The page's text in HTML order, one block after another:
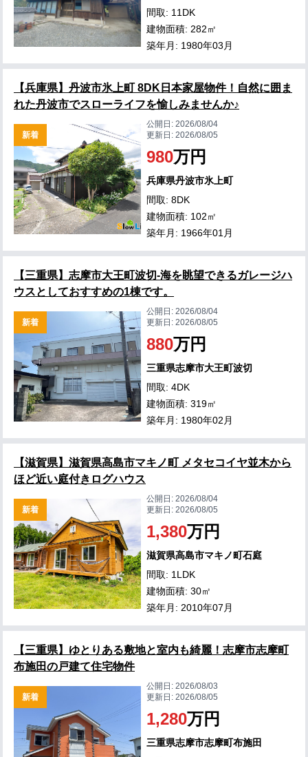
間取: 11DK
建物面積: 282㎡
築年月: 1980年03月
【兵庫県】丹波市氷上町 8DK日本家屋物件！自然に囲ま
れた丹波市でスローライフを愉しみませんか♪
新着
公開日:2026/08/04
更新日:2026/08/05
980万円
兵庫県丹波市氷上町
間取: 8DK
建物面積: 102㎡
築年月: 1966年01月
【三重県】志摩市大王町波切-海を眺望できるガレージハ
ウスとしておすすめの1棟です。
新着
公開日:2026/08/04
更新日:2026/08/05
880万円
三重県志摩市大王町波切
間取: 4DK
建物面積: 319㎡
築年月: 1980年02月
【滋賀県】滋賀県高島市マキノ町 メタセコイヤ並木から
ほど近い庭付きログハウス
新着
公開日:2026/08/04
更新日:2026/08/05
1,380万円
滋賀県高島市マキノ町石庭
間取: 1LDK
建物面積: 30㎡
築年月: 2010年07月
【三重県】ゆとりある敷地と室内も綺麗！志摩市志摩町
布施田の戸建て住宅物件
新着
公開日:2026/08/03
更新日:2026/08/05
1,280万円
三重県志摩市志摩町布施田